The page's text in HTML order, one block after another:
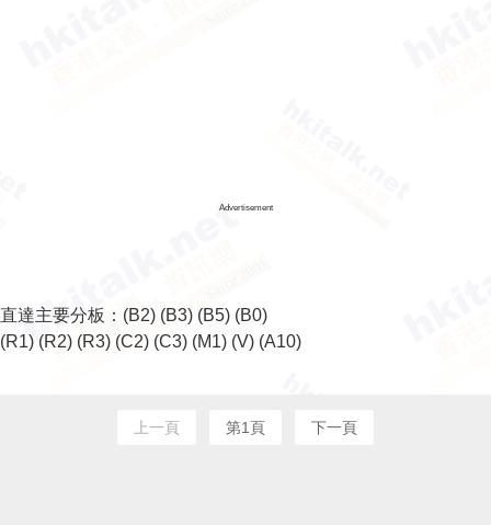
Advertisement
直達主要分板： (B2) (B3) (B5) (B0)
(R1) (R2) (R3) (C2) (C3) (M1) (V) (A10)
上一頁 第1頁 下一頁